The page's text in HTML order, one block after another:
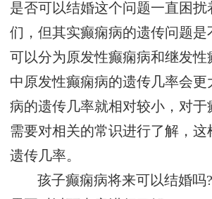
是否可以结婚这个问题一直困扰
们，但其实癫痫病的遗传问题是
可以分为原发性癫痫病和继发
中原发性癫痫病的遗传几率会更
病的遗传几率就相对较小，对于
需要对相关的常识进行了解，这
遗传几率。
孩子癫痫病将来可以结婚吗